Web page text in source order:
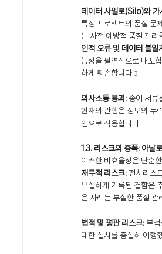
데이터 사일로(Silo)와 가
특정 프로젝트의 품질 문
는 사전 예방적 품질 관리
인적 오류 및 데이터 불일
능성을 필연적으로 내포
하게 훼손합니다.3
의사소통 붕괴: 종이 서류
현재의 관행은 정보의 누
인으로 작용합니다.
1.3. 리스크의 증폭: 아날
이러한 비효율성은 단순
재무적 리스크: 펀치리스
부실하게 기록된 결함은
은 사례는 부실한 품질
법적 및 평판 리스크: 부
대한 실사를 충실히 이행